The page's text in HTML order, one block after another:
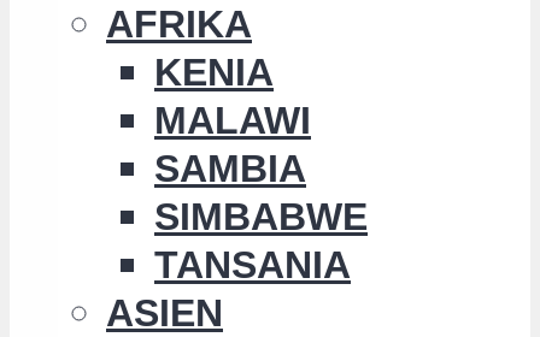
AFRIKA
KENIA
MALAWI
SAMBIA
SIMBABWE
TANSANIA
ASIEN